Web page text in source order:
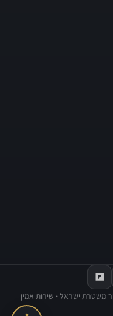
משטרת ישראל · שירות אמין